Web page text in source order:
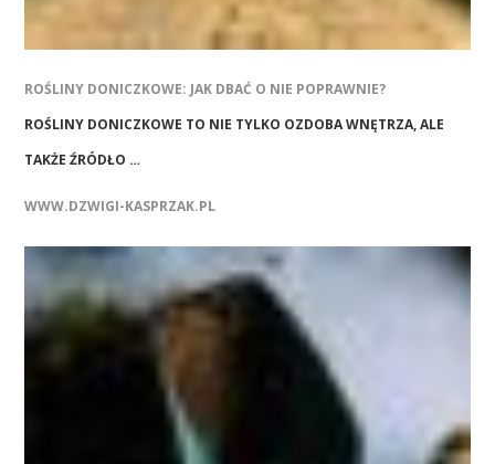
ROŚLINY DONICZKOWE: JAK DBAĆ O NIE POPRAWNIE?
ROŚLINY DONICZKOWE TO NIE TYLKO OZDOBA WNĘTRZA, ALE
TAKŻE ŹRÓDŁO …
WWW.DZWIGI-KASPRZAK.PL